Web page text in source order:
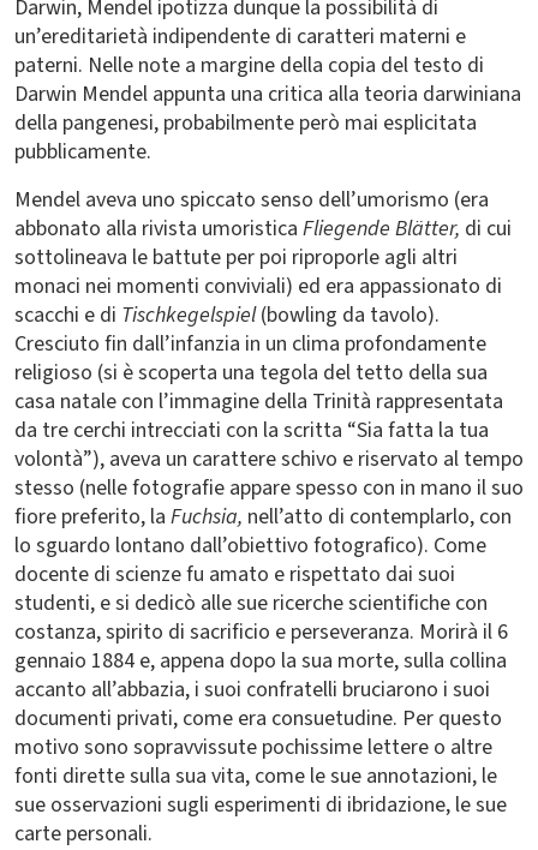
Darwin, Mendel ipotizza dunque la possibilità di
un’ereditarietà indipendente di caratteri materni e
paterni. Nelle note a margine della copia del testo di
Darwin Mendel appunta una critica alla teoria darwiniana
della pangenesi, probabilmente però mai esplicitata
pubblicamente.
Mendel aveva uno spiccato senso dell’umorismo (era
abbonato alla rivista umoristica Fliegende Blätter, di cui
sottolineava le battute per poi riproporle agli altri
monaci nei momenti conviviali) ed era appassionato di
scacchi e di Tischkegelspiel(bowling da tavolo).
Cresciuto fin dall’infanzia in un clima profondamente
religioso (si è scoperta una tegola del tetto della sua
casa natale con l’immagine della Trinità rappresentata
da tre cerchi intrecciati con la scritta “Sia fatta la tua
volontà”), aveva un carattere schivo e riservato al tempo
stesso (nelle fotografie appare spesso con in mano il suo
fiore preferito, la Fuchsia, nell’atto di contemplarlo, con
lo sguardo lontano dall’obiettivo fotografico). Come
docente di scienze fu amato e rispettato dai suoi
studenti, e si dedicò alle sue ricerche scientifiche con
costanza, spirito di sacrificio e perseveranza. Morirà il 6
gennaio 1884 e, appena dopo la sua morte, sulla collina
accanto all’abbazia, i suoi confratelli bruciarono i suoi
documenti privati, come era consuetudine. Per questo
motivo sono sopravvissute pochissime lettere o altre
fonti dirette sulla sua vita, come le sue annotazioni, le
sue osservazioni sugli esperimenti di ibridazione, le sue
carte personali.